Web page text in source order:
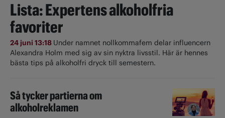
Lista: Expertens alkoholfria
favoriter
24 juni 13:18 Under namnet nollkommafem delar influencern
Alexandra Holm med sig av sin nyktra livsstil. Här är hennes
bästa tips på alkoholfri dryck till semestern.
Så tycker partierna om
alkoholreklamen